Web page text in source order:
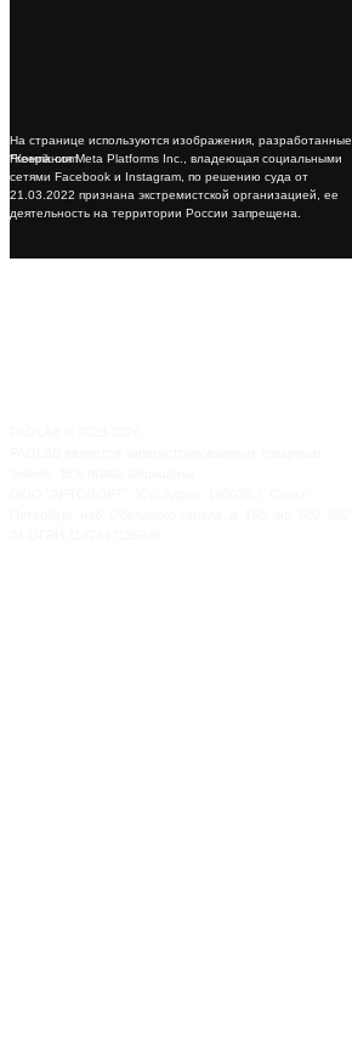
*Компания Meta Platforms Inc., владеющая социальными
сетями Facebook и Instagram, по решению суда от
21.03.2022 признана экстремистской организацией, ее
деятельность на территории России запрещена.
На странице используются изображения, разработанные
Freepik.com